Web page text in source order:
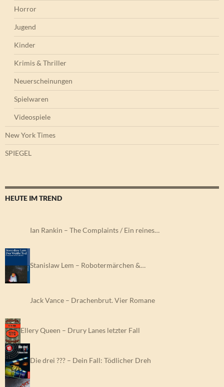
Horror
Jugend
Kinder
Krimis & Thriller
Neuerscheinungen
Spielwaren
Videospiele
New York Times
SPIEGEL
HEUTE IM TREND
Ian Rankin – The Complaints / Ein reines…
Stanislaw Lem – Robotermärchen &…
Jack Vance – Drachenbrut. Vier Romane
Ellery Queen – Drury Lanes letzter Fall
Die drei ??? – Dein Fall: Tödlicher Dreh